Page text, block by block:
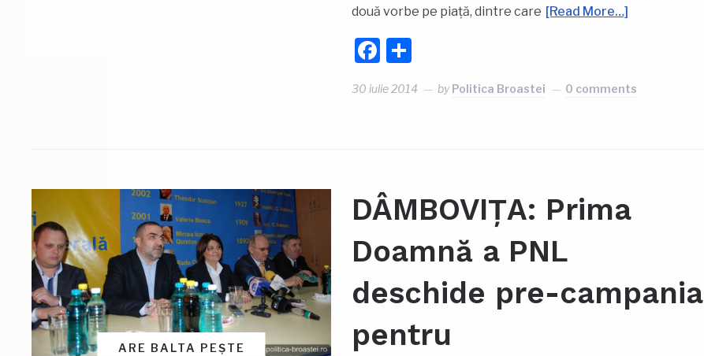
două vorbe pe piață, dintre care [Read More…]
Facebook
30 iulie 2014 byPolitica Broastei 0 comments
ARE BALTA PEȘTE
DÂMBOVIȚA: Prima
Doamnă a PNL
deschide pre-campania
pentru